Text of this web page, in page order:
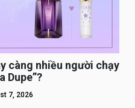
càng nhiều người chạy
Dupe”?
7, 2026